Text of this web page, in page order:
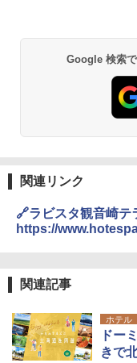
Google 検索
関連リンク
🔗ラビスタ観音崎テ
https://
関連記事
ホテル
ドー
きで